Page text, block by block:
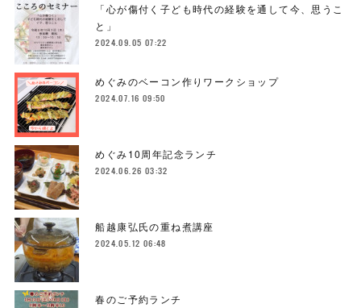
「心が傷付く子ども時代の経験を通して今、思うこ
と」
2024.09.05 07:22
めぐみのベーコン作りワークショップ
2024.07.16 09:50
めぐみ10周年記念ランチ
2024.06.26 03:32
船越康弘氏の重ね煮講座
2024.05.12 06:48
春のご予約ランチ